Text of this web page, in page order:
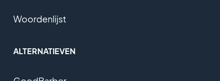
Woordenlijst
ALTERNATIEVEN